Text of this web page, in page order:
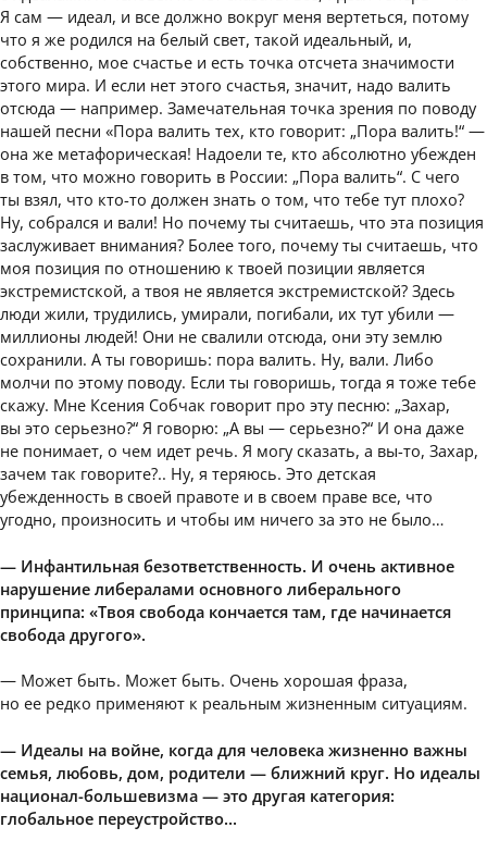
Я сам — идеал, и все должно вокруг меня вертеться, потому
что я же родился на белый свет, такой идеальный, и,
собственно, мое счастье и есть точка отсчета значимости
этого мира. И если нет этого счастья, значит, надо валить
отсюда — например. Замечательная точка зрения по поводу
нашей песни «Пора валить тех, кто говорит: „Пора валить!“ —
она же метафорическая! Надоели те, кто абсолютно убежден
в том, что можно говорить в России: „Пора валить“. С чего
ты взял, что кто-то должен знать о том, что тебе тут плохо?
Ну, собрался и вали! Но почему ты считаешь, что эта позиция
заслуживает внимания? Более того, почему ты считаешь, что
моя позиция по отношению к твоей позиции является
экстремистской, а твоя не является экстремистской? Здесь
люди жили, трудились, умирали, погибали, их тут убили —
миллионы людей! Они не свалили отсюда, они эту землю
сохранили. А ты говоришь: пора валить. Ну, вали. Либо
молчи по этому поводу. Если ты говоришь, тогда я тоже тебе
скажу. Мне Ксения Собчак говорит про эту песню: „Захар,
вы это серьезно?“ Я говорю: „А вы — серьезно?“ И она даже
не понимает, о чем идет речь. Я могу сказать, а вы-то, Захар,
зачем так говорите?.. Ну, я теряюсь. Это детская
убежденность в своей правоте и в своем праве все, что
угодно, произносить и чтобы им ничего за это не было…
— Инфантильная безответственность. И очень активное
нарушение либералами основного либерального
принципа: «Твоя свобода кончается там, где начинается
свобода другого».
— Может быть. Может быть. Очень хорошая фраза,
но ее редко применяют к реальным жизненным ситуациям.
— Идеалы на войне, когда для человека жизненно важны
семья, любовь, дом, родители — ближний круг. Но идеалы
национал-большевизма — это другая категория:
глобальное переустройство…